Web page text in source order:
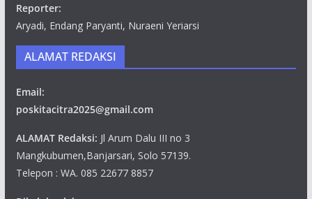
Reporter:
Aryadi, Endang Paryanti, Nuraeni Yeriarsi
ALAMAT REDAKSI
Email:
poskitacitra2025@gmail.com
ALAMAT Redaksi: Jl Arum Dalu III no 3
Mangkubumen,Banjarsari, Solo 57139.
Telepon : WA. 085 22677 8857